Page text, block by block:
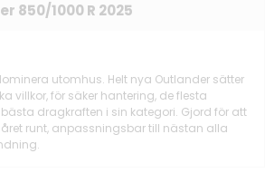
850/1000 R 2025
utomhus. Helt nya Outlander sätter
villkor, för säker hantering, de flesta
dragkraften i sin kategori. Gjord för att
runt, anpassningsbar till nästan alla